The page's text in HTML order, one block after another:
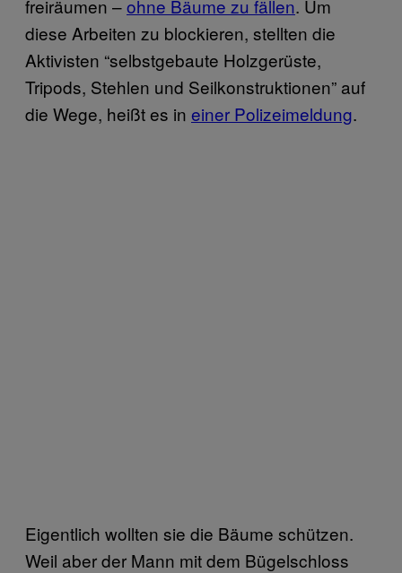
freiräumen –ohne Bäume zu fällen. Um
diese Arbeiten zu blockieren, stellten die
Aktivisten “selbstgebaute Holzgerüste,
Tripods, Stehlen und Seilkonstruktionen” auf
die Wege, heißt es in einer Polizeimeldung.
Eigentlich wollten sie die Bäume schützen.
Weil aber der Mann mit dem Bügelschloss